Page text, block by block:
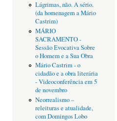
Lágrimas, não. A sério.
(da homenagem a Mário
Castrim)
MÁRIO
SACRAMENTO -
Sessão Evocativa Sobre
o Homem e a Sua Obra
Mário Castrim - o
cidadão e a obra literária
- Videoconferência em 5
de novembro
Neorrealismo –
releituras e atualidade,
com Domingos Lobo